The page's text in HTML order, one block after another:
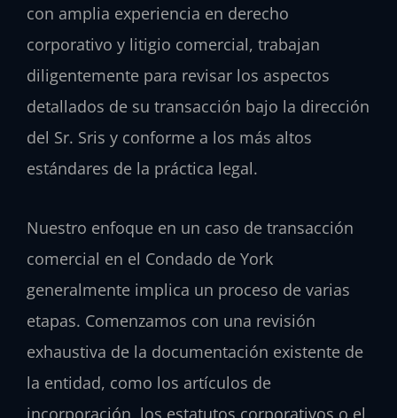
con amplia experiencia en derecho
corporativo y litigio comercial, trabajan
diligentemente para revisar los aspectos
detallados de su transacción bajo la dirección
del Sr. Sris y conforme a los más altos
estándares de la práctica legal.
Nuestro enfoque en un caso de transacción
comercial en el Condado de York
generalmente implica un proceso de varias
etapas. Comenzamos con una revisión
exhaustiva de la documentación existente de
la entidad, como los artículos de
incorporación, los estatutos corporativos o el